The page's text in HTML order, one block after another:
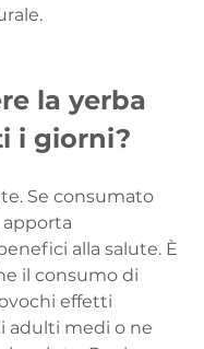
la yerba
i giorni?
Se consumato
alla salute. È
il consumo di
effetti
adulti medi o ne